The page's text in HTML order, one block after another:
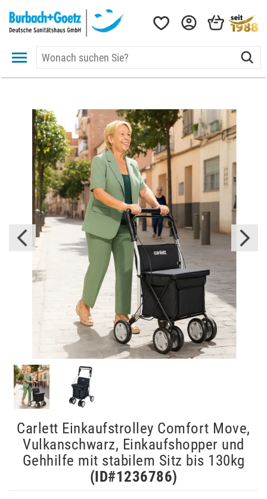
Carlett Einkaufstrolley Comfort Move,
Vulkanschwarz, Einkaufshopper und
Gehhilfe mit stabilem Sitz bis 130kg
(ID#1236786)